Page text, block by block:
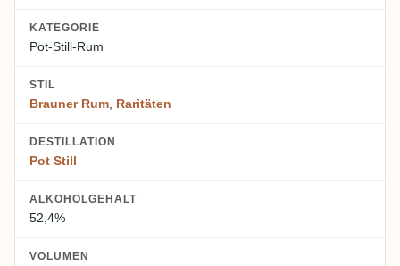
KATEGORIE
Pot-Still-Rum
STIL
Brauner Rum Raritäten
DESTILLATION
Pot Still
ALKOHOLGEHALT
52,4%
VOLUMEN